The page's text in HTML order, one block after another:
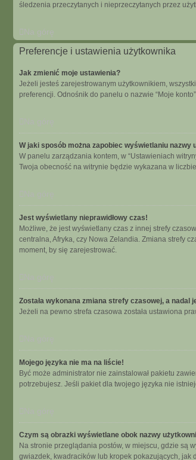
śledzenia przeczytanych i nieprzeczytanych przez
Na górę
Preferencje i ustawienia użytkownika
Jak zmienić moje ustawienia?
Jeżeli jesteś zarejestrowanym użytkownikiem,
preferencji. Odnośnik do panelu o nazwie “Moje
W jaki sposób można zapobiec wyświetlaniu
W panelu zarządzania kontem, w “Ustawieniach
Twoja obecność na witrynie będzie wykazana w
Jest wyświetlany nieprawidłowy czas!
Możliwe, że jest wyświetlany czas z innej strefy
centralna, Afryka, czy Nowa Zelandia. Zmiana strefy
moment, by się zarejestrować.
Została wykonana zmiana strefy czasowej, a nadal
Jeżeli na pewno strefa czasowa została ustawiona
Mojego języka nie ma na liście!
Być może administrator nie zainstalował pakietu
potrzebujesz. Jeśli pakiet dla twojego języka nie
Czym są obrazki wyświetlane obok nazwy
Na stronie przeglądania postów, w miejscu, gdzie są
gwiazdek, kwadracików lub kropek pokazujących, jak